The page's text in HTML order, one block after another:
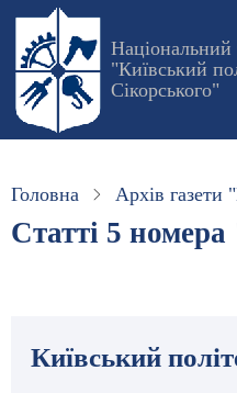
Перейти
основного
вмісту
Національний
"Київський
Сікорського"
Головна Архів газети
Статті 5 номера
Київський